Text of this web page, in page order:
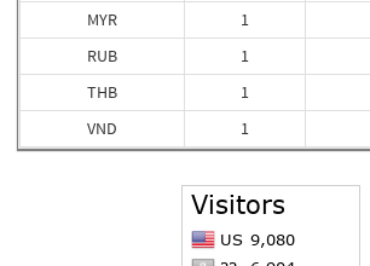
MYR
RUB
THB
VND
1
1
1
1